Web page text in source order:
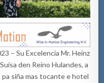
– Su Excelencia Mr. Heinz
den Reino Hulandes, a
siña mas tocante e hotel